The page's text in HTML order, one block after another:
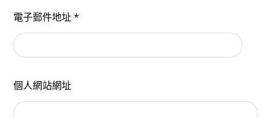
電子郵件地址*
個人網站網址